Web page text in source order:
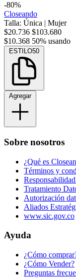
-80%
Closeando
Talla: Única | Mujer
$20.736 $103.680
$10.368 50% usando
ESTILO50
Agregar
Sobre nosotros
¿Qué es
Términos y
Tratamiento
Autorización
Aliados
www.sic.gov.co
Ayuda
¿Cómo
¿Cómo Vender?
Preguntas